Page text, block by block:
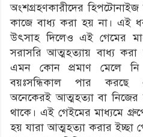
অংশগ্রহণকারীদের
কাজে বাধ্য করা হয় না। এই
উৎসাহ দিলেও এই গেমের
সরাসরি আত্মহত্যায় বাধ্য
এমন কোন প্রমাণ মেলে নি
বয়ঃসন্ধিকাল পার করছে
অনেকেরই আত্মহত্যা বা নিজের
থাকে। এই গেইমের মাধ্যমে
হয় যারা আত্মহত্যা করার